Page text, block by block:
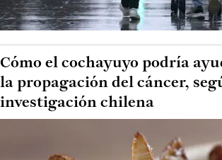
Cómo el cochayuyo podría
la propagación del cáncer,
investigación chilena